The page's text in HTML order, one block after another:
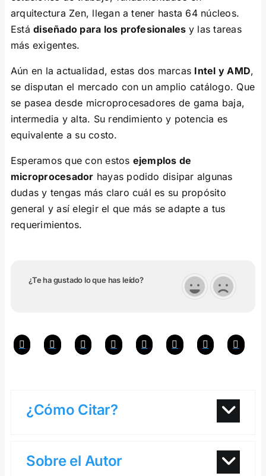
arquitectura Zen, llegan a tener hasta 64 núcleos.
Estádiseñado para los profesionales y las tareas
más exigentes.
Aún en la actualidad, estas dos marcas Intel y AMD,
se disputan el mercado con un amplio catálogo. Que
se pasea desde microprocesadores de gama baja,
intermedia y alta. Su rendimiento y potencia es
equivalente a su costo.
Esperamos que con estos ejemplos de
microprocesador hayas podido disipar algunas
dudas y tengas más claro cuál es su propósito
general y así elegir el que más se adapte a tus
requerimientos.
¿Te ha gustado lo que has leído?
¿Cómo Citar?
Sobre el Autor